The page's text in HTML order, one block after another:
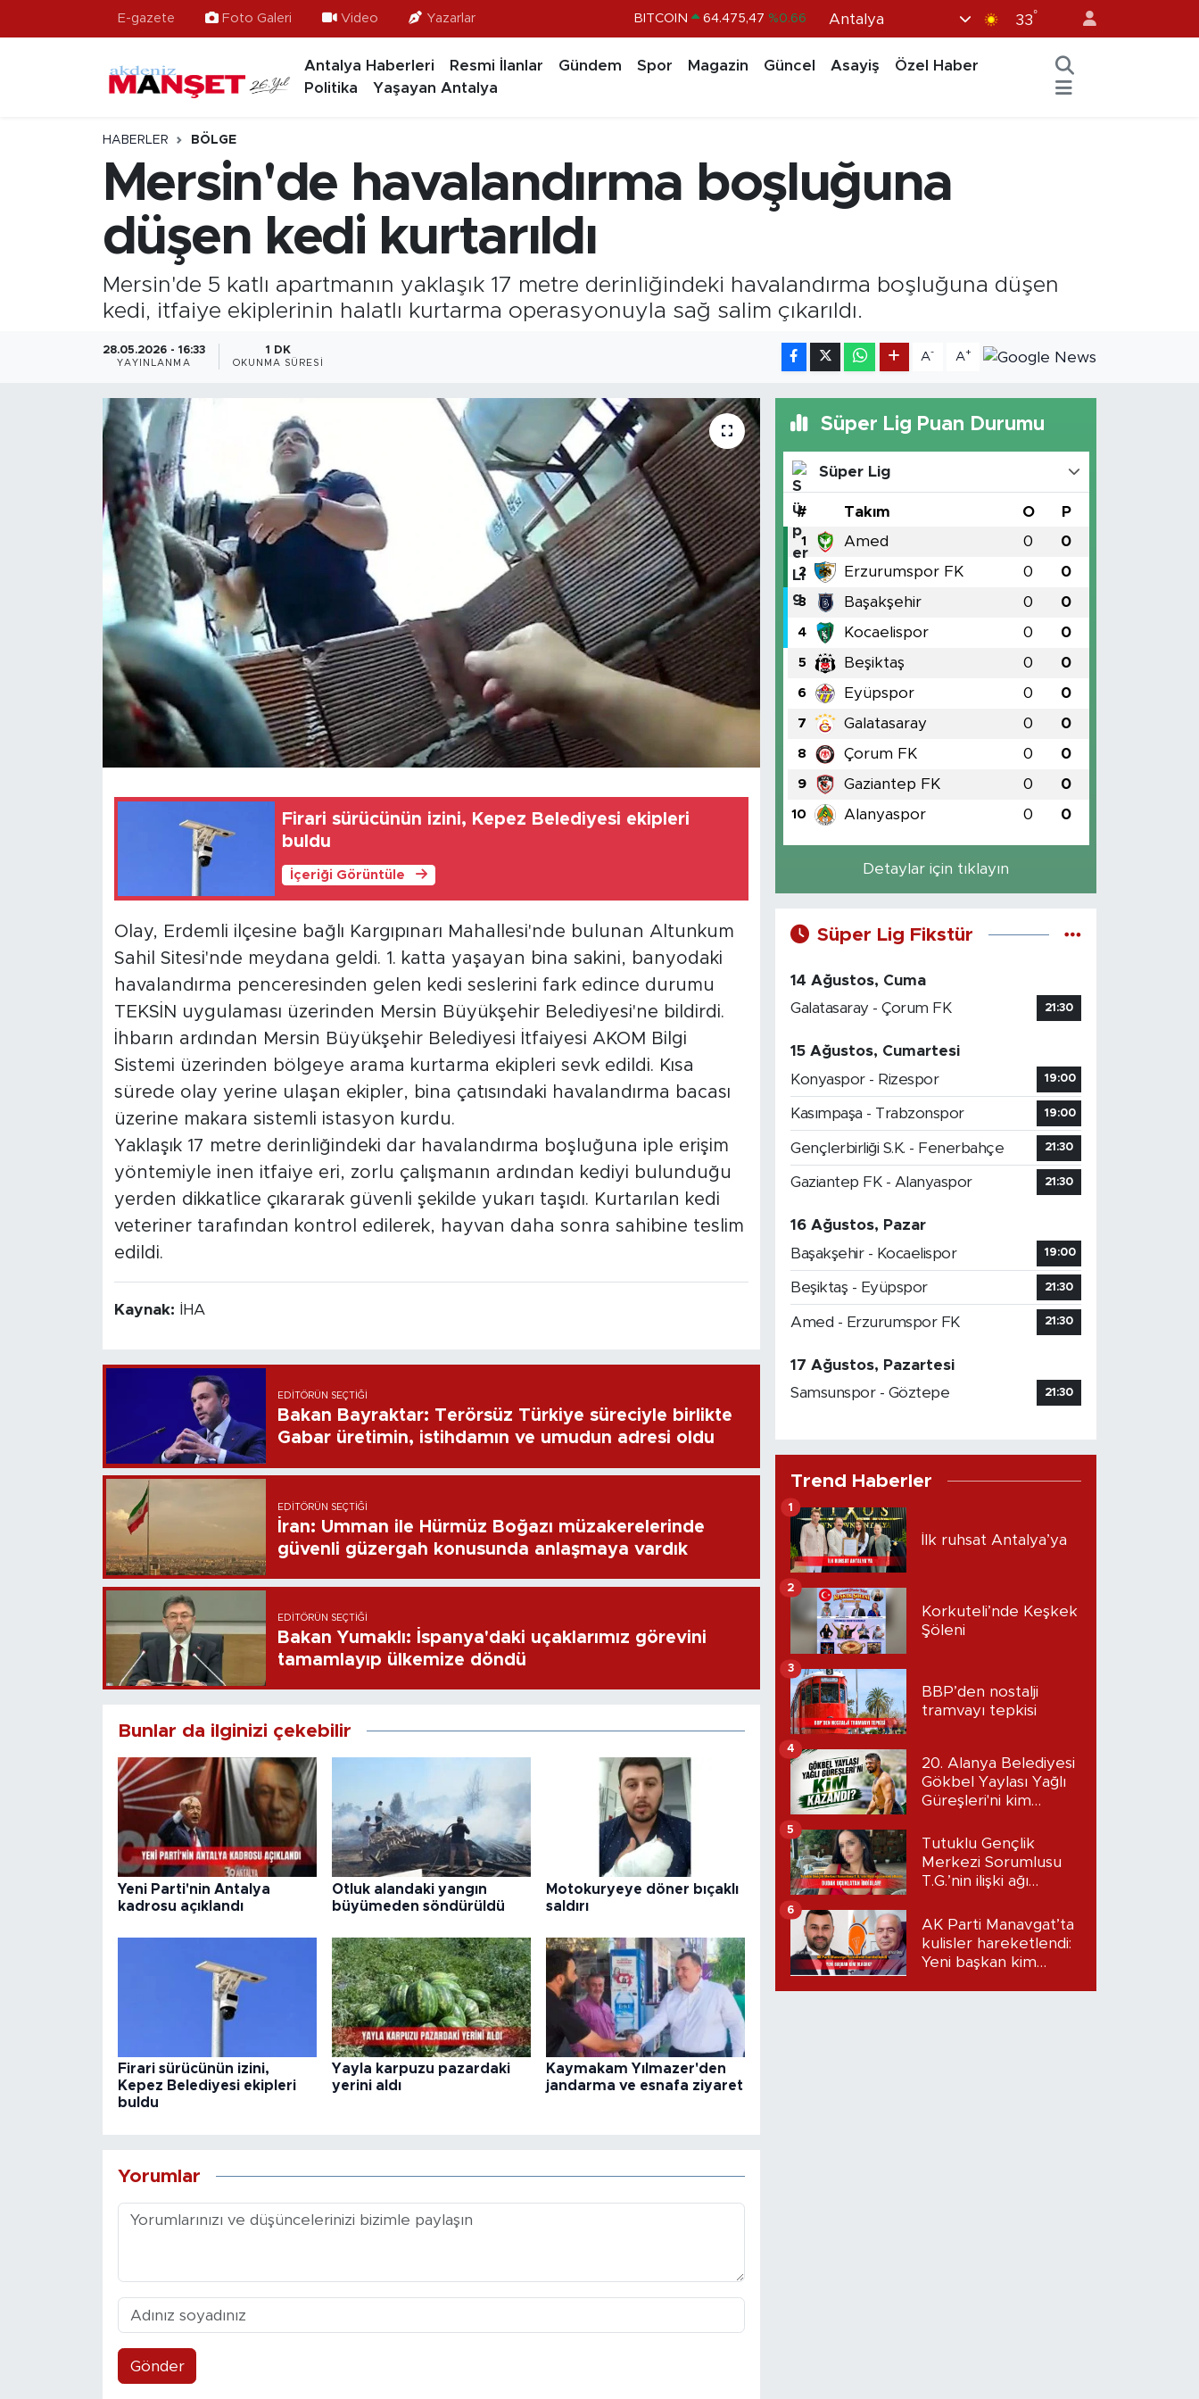
E-gazete Foto Galeri Video Yazarlar BITCOIN 64.475,47 %0.66
BİST100 13.703
Antalya 33°
Antalya Haberleri Resmi İlanlar Gündem Spor Magazin Güncel Asayiş
Özel Haber
Politika
Yaşayan Antalya
HABERLER BÖLGE
Mersin'de havalandırma boşluğuna
düşen kedi kurtarıldı
Mersin'de 5 katlı apartmanın yaklaşık 17 metre derinliğindeki havalandırma boşluğuna düşen
kedi, itfaiye ekiplerinin halatlı kurtarma operasyonuyla sağ salim çıkarıldı.
28.05.2026 - 16:33
YAYINLANMA
1 DK
OKUNMA SÜRESI
A- A+
Firari sürücünün izini, Kepez Belediyesi ekipleri
buldu
İçeriği Görüntüle
Olay, Erdemli ilçesine bağlı Kargıpınarı Mahallesi'nde bulunan Altunkum
Sahil Sitesi'nde meydana geldi. 1. katta yaşayan bina sakini, banyodaki
havalandırma penceresinden gelen kedi seslerini fark edince durumu
TEKSİN uygulaması üzerinden Mersin Büyükşehir Belediyesi'ne bildirdi.
İhbarın ardından Mersin Büyükşehir Belediyesi İtfaiyesi AKOM Bilgi
Sistemi üzerinden bölgeye arama kurtarma ekipleri sevk edildi. Kısa
sürede olay yerine ulaşan ekipler, bina çatısındaki havalandırma bacası
üzerine makara sistemli istasyon kurdu.
Yaklaşık 17 metre derinliğindeki dar havalandırma boşluğuna iple erişim
yöntemiyle inen itfaiye eri, zorlu çalışmanın ardından kediyi bulunduğu
yerden dikkatlice çıkararak güvenli şekilde yukarı taşıdı. Kurtarılan kedi
veteriner tarafından kontrol edilerek, hayvan daha sonra sahibine teslim
edildi.
Kaynak: İHA
EDITÖRÜN SEÇTIĞI
Bakan Bayraktar: Terörsüz Türkiye süreciyle birlikte
Gabar üretimin, istihdamın ve umudun adresi oldu
EDITÖRÜN SEÇTIĞI
İran: Umman ile Hürmüz Boğazı müzakerelerinde
güvenli güzergah konusunda anlaşmaya vardık
EDITÖRÜN SEÇTIĞI
Bakan Yumaklı: İspanya'daki uçaklarımız görevini
tamamlayıp ülkemize döndü
Bunlar da ilginizi çekebilir
Yeni Parti'nin Antalya
kadrosu açıklandı
Otluk alandaki yangın
büyümeden söndürüldü
Motokuryeye döner bıçaklı
saldırı
Firari sürücünün izini,
Kepez Belediyesi ekipleri
buldu
Yayla karpuzu pazardaki
yerini aldı
Kaymakam Yılmazer'den
jandarma ve esnafa ziyaret
Yorumlar
Gönder
Süper Lig Puan Durumu
Süper Lig
# Takım O P
1 Amed 0 0
2 Erzurumspor FK 0 0
3 Başakşehir 0 0
4 Kocaelispor 0 0
5 Beşiktaş 0 0
6 Eyüpspor 0 0
7 Galatasaray 0 0
8 Çorum FK 0 0
9 Gaziantep FK 0 0
10 Alanyaspor 0 0
Detaylar için tıklayın
Süper Lig Fikstür
14 Ağustos, Cuma
Galatasaray - Çorum FK
21:30
15 Ağustos, Cumartesi
Konyaspor - Rizespor
19:00
Kasımpaşa - Trabzonspor 19:00
Gençlerbirliği S.K. - Fenerbahçe 21:30
Gaziantep FK - Alanyaspor 21:30
16 Ağustos, Pazar
Başakşehir - Kocaelispor
19:00
Beşiktaş - Eyüpspor 21:30
Amed - Erzurumspor FK 21:30
17 Ağustos, Pazartesi
Samsunspor - Göztepe
21:30
Trend Haberler
İlk ruhsat Antalya’ya
1
Korkuteli’nde Keşkek
Şöleni
2
BBP’den nostalji
tramvayı tepkisi
3
20. Alanya Belediyesi
Gökbel Yaylası Yağlı
Güreşleri'ni kim
4
Tutuklu Gençlik
Merkezi Sorumlusu
T.G.’nin ilişki ağı
Dudak uçuklatan
iddialar!
5
AK Parti Manavgat’ta
kulisler hareketlendi:
Yeni başkan kim
6
Ekonomi
Gündem
Magazin
Özel Haber
Politika
Resmi İlanlar
Hava Durumu
Süper Lig Puan Durumu ve Fikstür
Tüm Manşetler
Son Dakika Haberleri
Haber Arşivi